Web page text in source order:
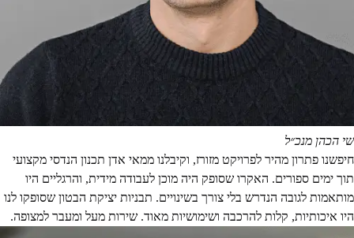
שי הכהן מנכ״ל
חיפשנו פתרון מהיר לפרויקט מזורז, וקיבלנו ממאי אדן תכנון הנדסי מקצועי
תוך ימים ספורים. האקרו שסופק היה מוכן לעבודה מידית, והרגליים היו
מותאמות לגובה הנדרש בלי צורך בשינויים. תבניות יציקת הבטון שסופקו לנו
היו איכותיות, קלות להרכבה ושימושיות מאוד. שירות מעל ומעבר למצופה.